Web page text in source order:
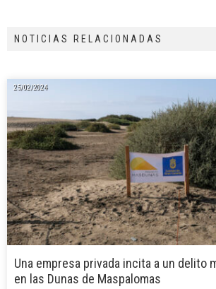
NOTICIAS RELACIONADAS
25/02/2024
Una empresa privada incita a un delito
en las Dunas de Maspalomas